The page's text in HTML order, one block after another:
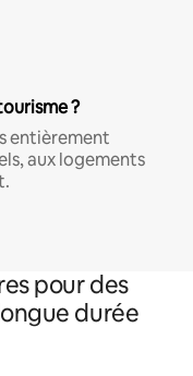
?
entièrement
aux logements
pour des
durée